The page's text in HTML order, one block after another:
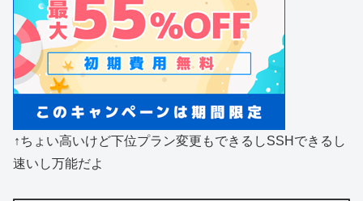
↑ちょい高いけど下位プラン変更もできるしSSHできるし
速いし万能だよ